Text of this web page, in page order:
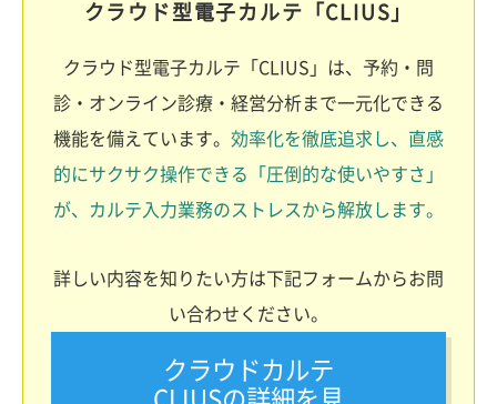
クラウド型電子カルテ「CLIUS」
クラウド型電子カルテ「CLIUS」は、予約・問
診・オンライン診療・経営分析まで一元化できる
機能を備えています。 効率化を徹底追求し、直感
的にサクサク操作できる「圧倒的な使いやすさ」
が、カルテ入力業務のストレスから解放します。
詳しい内容を知りたい方は下記フォームからお問
い合わせください。
クラウドカルテ